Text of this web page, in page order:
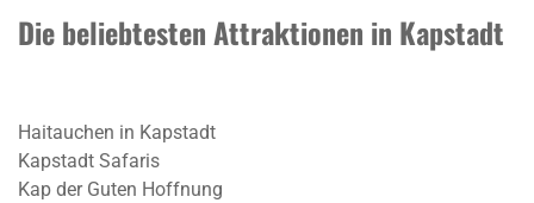
Die beliebtesten Attraktionen in Kapstadt
Haitauchen in Kapstadt
Kapstadt Safaris
Kap der Guten Hoffnung